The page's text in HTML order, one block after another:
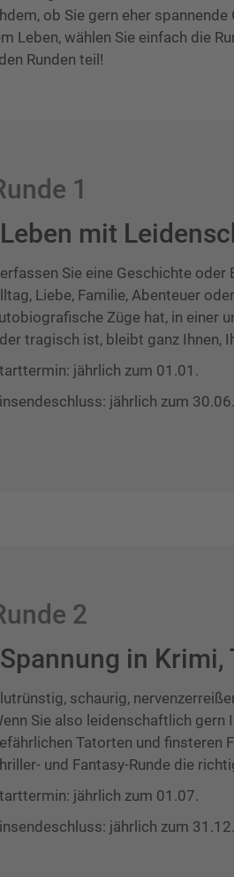
ob Sie gern eher
Leben, wählen Sie einfach die
Runden teil!
1
mit
Sie eine Geschichte oder
Liebe, Familie, Abenteuer
Züge hat, in einer
tragisch ist, bleibt ganz Ihnen,
jährlich zum 01.01.
jährlich zum 30.06.
2
in
schaurig,
Sie also leidenschaftlich gern
Tatorten und finsteren
und Fantasy-Runde die
jährlich zum 01.07.
jährlich zum 31.12.